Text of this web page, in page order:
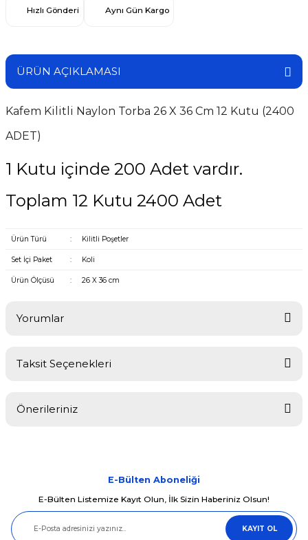
Hızlı Gönderi Aynı Gün Kargo
ÜRÜN AÇIKLAMASI
Kafem Kilitli Naylon Torba 26 X 36 Cm 12 Kutu (2400
ADET)
1 Kutu içinde 200 Adet vardır.
Toplam 12 Kutu 2400 Adet
Ürün Türü : Kilitli Poşetler
Set İçi Paket : Koli
Ürün Ölçüsü : 26 X 36 cm
Yorumlar
Taksit Seçenekleri
Önerileriniz
Görüş ve önerileriniz için teşekkür ederiz.
Ürün resmi kalitesiz, bozuk veya görüntülenemiyor.
Ürün açıklamasında eksik bilgiler bulunuyor.
E-Bülten Aboneliği
E-Bülten Listemize Kayıt Olun, İlk Sizin Haberiniz Olsun!
KAYIT OL